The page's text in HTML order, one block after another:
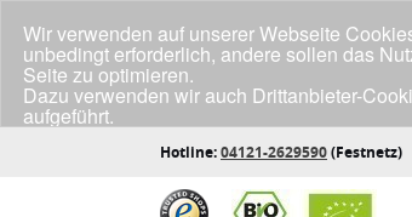
Hotline:04121-2629590(Festnetz)
Wir verwenden auf unserer Webseite
unbedingt erforderlich, andere sollen das
Seite zu optimieren.
Dazu verwenden wir auch Drittanbieter-
aufgeführt.
Klicke unten auf "Annehmen", wenn du mit